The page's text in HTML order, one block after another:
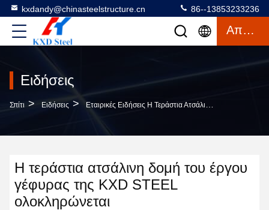
kxdandy@chinasteelstructure.cn 86--13853233236
Απόσπασμα
Ειδήσεις
Σπίτι > Ειδήσεις > Εταιρικές Ειδήσεις Η Τεράστια Ατσάλινη Δομή Του Έργου Γέφυρας Της KXD STEEL Ολοκληρώνεται
Η τεράστια ατσάλινη δομή του έργου
γέφυρας της KXD STEEL
ολοκληρώνεται